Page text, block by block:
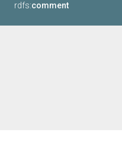
rdfs:comment